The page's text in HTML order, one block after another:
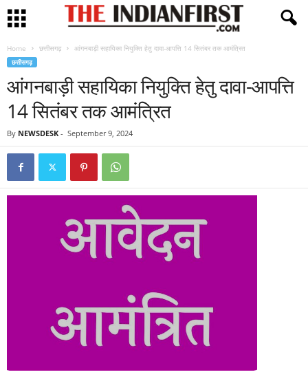
Home छत्तीसगढ़ आंगनबाड़ी सहायिका नियुक्ति हेतु दावा-आपत्ति 14 सितंबर तक आमंत्रित
छत्तीसगढ़
आंगनबाड़ी सहायिका नियुक्ति हेतु दावा-आपत्ति
14 सितंबर तक आमंत्रित
By NEWSDESK - September 9, 2024